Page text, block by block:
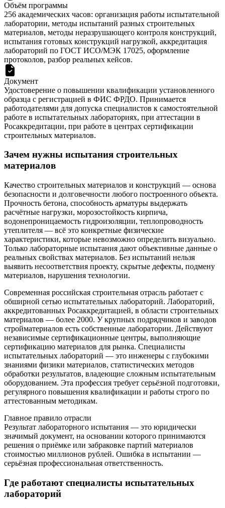
Объём программы
256 академических часов: организация работы испытательной
лаборатории, методы испытаний разных строительных
материалов, методы неразрушающего контроля конструкций,
испытания готовых конструкций нагрузкой, аккредитация
лабораторий по ГОСТ ИСО/МЭК 17025, оформление
протоколов, разбор реальных кейсов.
Документ
Удостоверение о повышении квалификации установленного
образца с регистрацией в ФИС ФРДО. Принимается
работодателями для допуска специалистов к самостоятельной
работе в испытательных лабораториях, при аттестации в
Росаккредитации, при работе в центрах сертификации
строительных материалов.
Зачем нужны испытания строительных
материалов
Качество строительных материалов и конструкций — основа
безопасности и долговечности любого построенного объекта.
Прочность бетона, способность арматуры выдержать
расчётные нагрузки, морозостойкость кирпича,
водонепроницаемость гидроизоляции, теплопроводность
утеплителя — всё это конкретные физические
характеристики, которые невозможно определить визуально.
Только лабораторные испытания дают объективные данные о
реальных свойствах материалов. Без испытаний нельзя
выявить несоответствия проекту, скрытые дефекты, подмену
материалов, нарушения технологии.
Современная российская строительная отрасль работает с
обширной сетью испытательных лабораторий. Лабораторий,
аккредитованных Росаккредитацией, в области строительных
материалов — более 2000. У крупных подрядчиков и заводов
стройматериалов есть собственные лаборатории. Действуют
независимые сертификационные центры, выполняющие
сертификацию материалов для рынка. Специалисты
испытательных лабораторий — это инженеры с глубокими
знаниями физики материалов, статистических методов
обработки результатов, владеющие сложным испытательным
оборудованием. Эта профессия требует серьёзной подготовки,
регулярного повышения квалификации и работы строго по
аттестованным методикам.
Главное правило отрасли
Результат лабораторного испытания — это юридически
значимый документ, на основании которого принимаются
решения о приёмке или забраковке партий материалов
стоимостью миллионов рублей. Ошибка в испытании —
серьёзная профессиональная ответственность.
Где работают специалисты испытательных
лабораторий